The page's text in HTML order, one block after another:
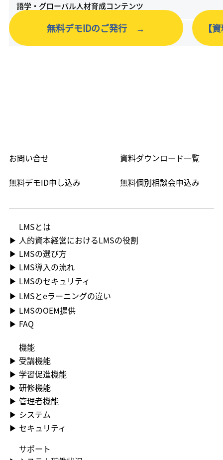
語学・グローバル人材育成コンテンツ
PC・ITスキルアップコンテンツ
無料デモIDのご発行 → 【
無料個別相談会申込み
無料デモID申し込み
資料ダウンロード一覧
お問い合せ
LMS​とは
▶ 人的資本経営におけるLMSの役割
▶ LMSの選び方
▶ LMS導入の流れ
▶ LMSのセキュリティ
▶ LMSとeラーニングの違い
▶ LMSのOEM提供
▶ FAQ
機能
▶​ 受講機能
▶​ 学習促進機能
▶​ 研修機能
▶​ 管理者機能
▶​ システム
▶​ セキュリティ
​サポート